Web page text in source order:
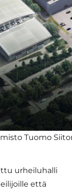
Tuomo
urheiluhalli
että